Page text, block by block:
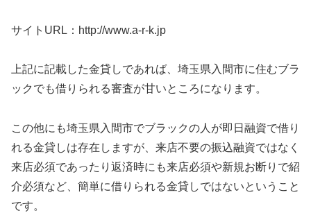
サイトURL：http://www.a-r-k.jp
上記に記載した金貸しであれば、埼玉県入間市に住むブラ
ックでも借りられる審査が甘いところになります。
この他にも埼玉県入間市でブラックの人が即日融資で借り
れる金貸しは存在しますが、来店不要の振込融資ではなく
来店必須であったり返済時にも来店必須や新規お断りで紹
介必須など、簡単に借りられる金貸しではないということ
です。